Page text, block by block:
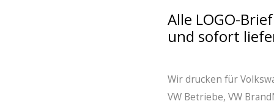
Alle LOGO-
und sofort
Wir drucken für
VW Betriebe, VW